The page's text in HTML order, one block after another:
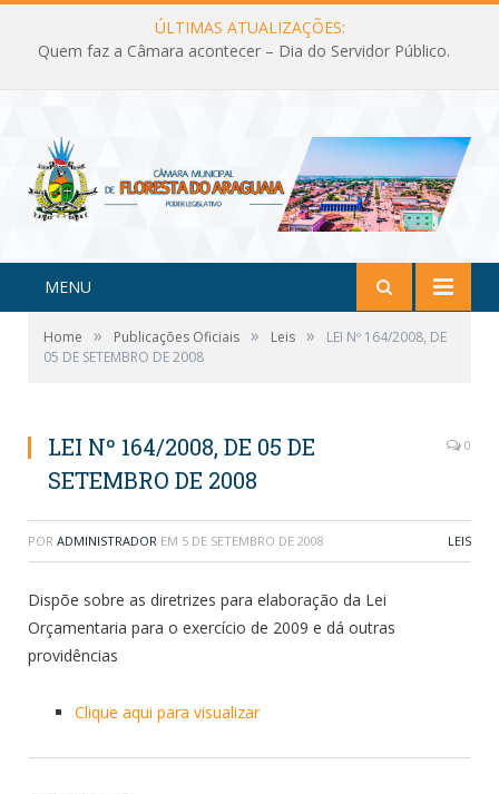
ÚLTIMAS ATUALIZAÇÕES:
Quem faz a Câmara acontecer – Dia do Servidor Público.
MENU
Home » Publicações Oficiais » Leis »
LEI Nº 164/2008, DE
05 DE SETEMBRO DE 2008
LEI Nº 164/2008, DE 05 DE
SETEMBRO DE 2008
0
POR ADMINISTRADOR EM 5 DE SETEMBRO DE 2008 LEIS
Dispõe sobre as diretrizes para elaboração da Lei
Orçamentaria para o exercício de 2009 e dá outras
providências
Clique aqui para visualizar